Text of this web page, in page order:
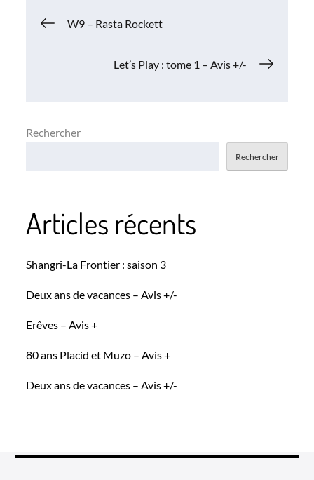
Navigation
W9 – Rasta Rockett
Let’s Play : tome 1 – Avis +/-
Rechercher
Rechercher
Articles récents
Shangri-La Frontier : saison 3
Deux ans de vacances – Avis +/-
Erêves – Avis +
80 ans Placid et Muzo – Avis +
Deux ans de vacances – Avis +/-